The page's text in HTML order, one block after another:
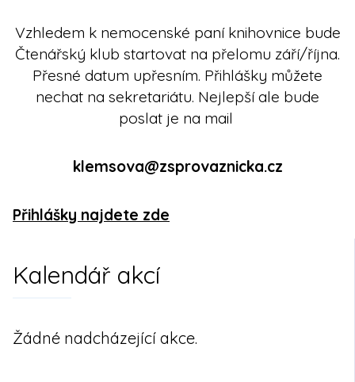
Vzhledem k nemocenské paní knihovnice bude
Čtenářský klub startovat na přelomu září/října.
Přesné datum upřesním. Přihlášky můžete
nechat na sekretariátu. Nejlepší ale bude
poslat je na mail
klemsova@zsprovaznicka.cz
Přihlášky najdete zde
Kalendář akcí
Žádné nadcházející akce.